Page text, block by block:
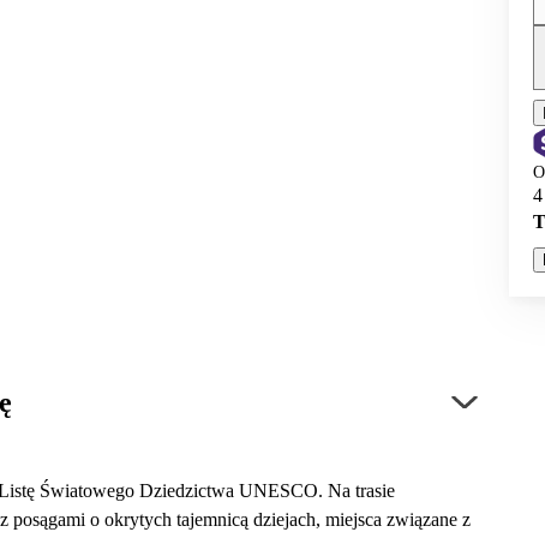
Światowego Dziedzictwa UNESCO. Na trasie
o okrytych tajemnicą dziejach, miejsca związane z
4